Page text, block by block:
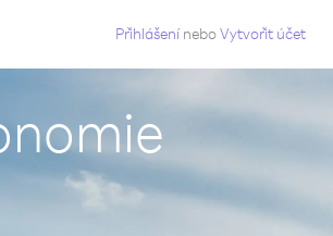
Přihlášení neboVytvořit účet